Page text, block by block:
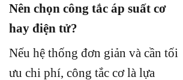
Nên chọn công tắc áp suất cơ
hay điện tử?
Nếu hệ thống đơn giản và cần tối
ưu chi phí, công tắc cơ là lựa